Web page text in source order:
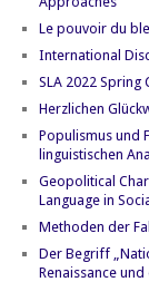
Le pouvoir du
International
SLA 2022 Spring
Herzlichen
Populismus und
linguistischen
Geopolitical
Language in
Methoden der
Der Begriff
Renaissance